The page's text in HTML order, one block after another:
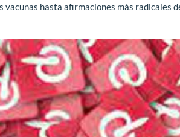
vacunas hasta afirmaciones más radicales